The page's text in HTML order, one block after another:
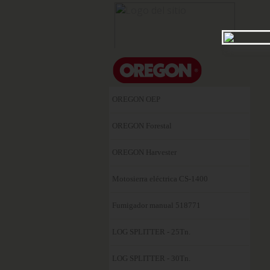
OREGON OEP
OREGON Forestal
OREGON Harvester
Motosierra eléctrica CS-1400
Fumigador manual 518771
LOG SPLITTER - 25Tn.
LOG SPLITTER - 30Tn.